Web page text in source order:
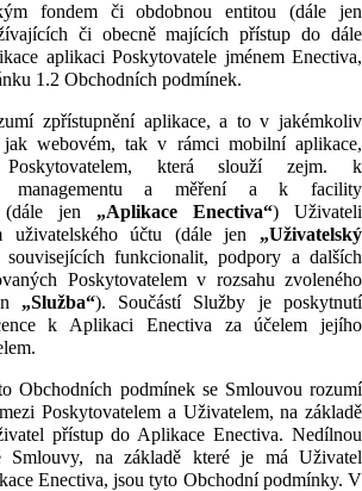
fondem či obdobnou entitou (dále jen
či obecně majících přístup do dále
aplikaci Poskytovatele jménem Enectiva,
1.2 Obchodních podmínek.
zpřístupnění aplikace, a to v jakémkoliv
webovém, tak v rámci mobilní aplikace,
Poskytovatelem, která slouží zejm. k
managementu a měření a k facility
(dále jen „Aplikace Enectiva“) Uživateli
uživatelského účtu (dále jen „Uživatelský
funkcionalit, podpory a dalších
Poskytovatelem v rozsahu zvoleného
„Služba“). Součástí Služby je poskytnutí
k Aplikaci Enectiva za účelem jejího
Obchodních podmínek se Smlouvou rozumí
Poskytovatelem a Uživatelem, na základě
přístup do Aplikace Enectiva. Nedílnou
Smlouvy, na základě které je má Uživatel
Enectiva, jsou tyto Obchodní podmínky. V